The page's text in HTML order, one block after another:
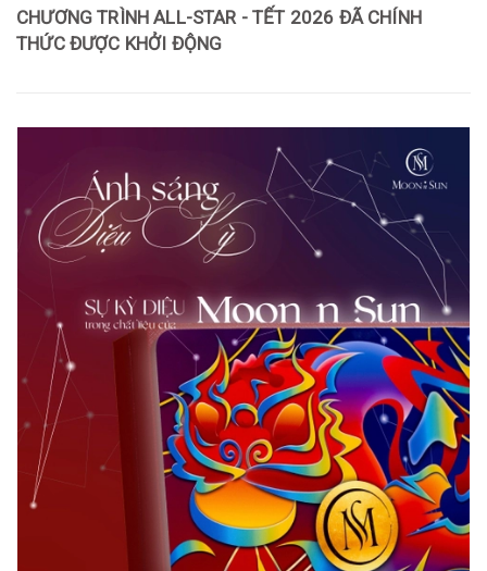
CHƯƠNG TRÌNH ALL-STAR - TẾT 2026 ĐÃ CHÍNH
THỨC ĐƯỢC KHỞI ĐỘNG